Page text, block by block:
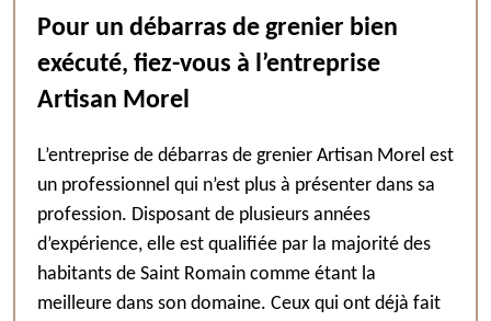
Pour un débarras de grenier bien
exécuté, fiez-vous à l’entreprise
Artisan Morel
L’entreprise de débarras de grenier Artisan Morel est
un professionnel qui n’est plus à présenter dans sa
profession. Disposant de plusieurs années
d’expérience, elle est qualifiée par la majorité des
habitants de Saint Romain comme étant la
meilleure dans son domaine. Ceux qui ont déjà fait